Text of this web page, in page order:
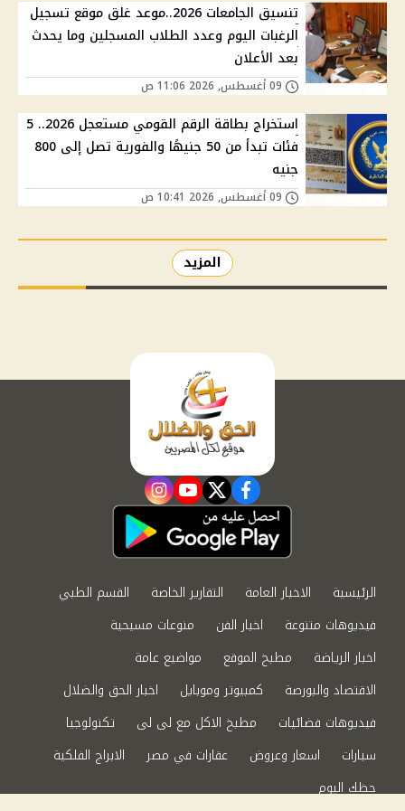
تنسيق الجامعات 2026..موعد غلق موقع تسجيل
الرغبات اليوم وعدد الطلاب المسجلين وما يحدث
بعد الأعلان
استخراج بطاقة الرقم القومي مستعجل 2026.. 5
فئات تبدأ من 50 جنيهًا والفورية تصل إلى 800
جنيه
المزيد
facebook
twitter
youtube
instagram
الرئيسية الاخبار العامة التقارير الخاصة
القسم الطبي
فيديوهات متنوعة
اخبار الفن
منوعات مسيحية
اخبار الرياضة
مطبخ الموقع
مواضيع عامة
الاقتصاد والبورصة
كمبيوتر وموبايل
اخبار الحق والضلال
فيديوهات فضائيات
مطبخ الاكل مع لى لى
تكنولوجيا
سيارات
اسعار وعروض عقارات في مصر
الابراج الفلكية
حظك اليوم